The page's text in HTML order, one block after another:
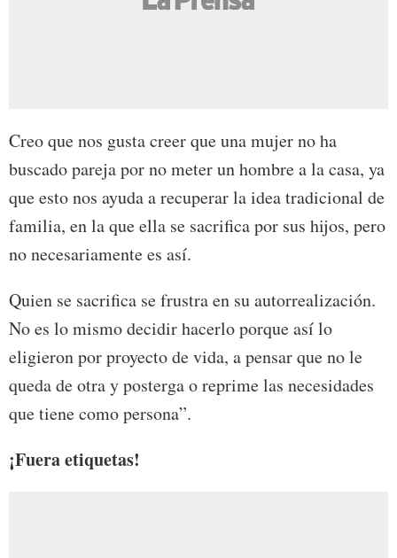
Creo que nos gusta creer que una mujer no ha
buscado pareja por no meter un hombre a la casa, ya
que esto nos ayuda a recuperar la idea tradicional de
familia, en la que ella se sacrifica por sus hijos, pero
no necesariamente es así.
Quien se sacrifica se frustra en su autorrealización.
No es lo mismo decidir hacerlo porque así lo
eligieron por proyecto de vida, a pensar que no le
queda de otra y posterga o reprime las necesidades
que tiene como persona”.
¡Fuera etiquetas!